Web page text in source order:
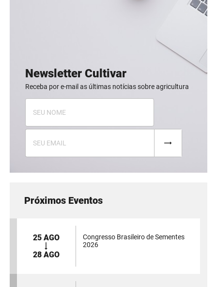
Newsletter Cultivar
Receba por e-mail as últimas notícias sobre agricultura
Próximos Eventos
25 AGO
28 AGO
Congresso Brasileiro de Sementes
2026